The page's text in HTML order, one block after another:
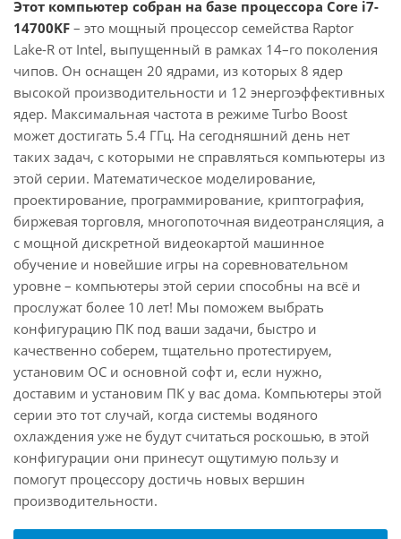
Этот компьютер собран на базе процессора Core i7-
14700KF – это мощный процессор семейства Raptor
Lake-R от Intel, выпущенный в рамках 14–го поколения
чипов. Он оснащен 20 ядрами, из которых 8 ядер
высокой производительности и 12 энергоэффективных
ядер. Максимальная частота в режиме Turbo Boost
может достигать 5.4 ГГц. На сегодняшний день нет
таких задач, с которыми не справляться компьютеры из
этой серии. Математическое моделирование,
проектирование, программирование, криптография,
биржевая торговля, многопоточная видеотрансляция, а
с мощной дискретной видеокартой машинное
обучение и новейшие игры на соревновательном
уровне – компьютеры этой серии способны на всё и
прослужат более 10 лет! Мы поможем выбрать
конфигурацию ПК под ваши задачи, быстро и
качественно соберем, тщательно протестируем,
установим ОС и основной софт и, если нужно,
доставим и установим ПК у вас дома. Компьютеры этой
серии это тот случай, когда системы водяного
охлаждения уже не будут считаться роскошью, в этой
конфигурации они принесут ощутимую пользу и
помогут процессору достичь новых вершин
производительности.